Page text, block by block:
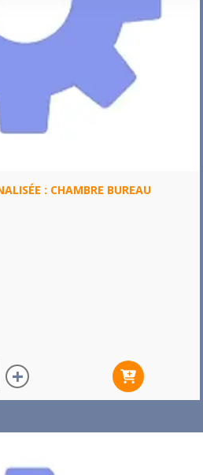
: CHAMBRE BUREAU
+